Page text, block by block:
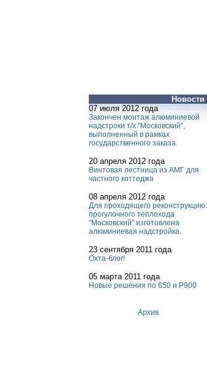
Новости
07 июля 2012 года
Закончен монтаж алюминиевой
надстроки т/х "Московский",
выполненный в рамках
государственного заказа.
20 апреля 2012 года
Винтовая лестница из АМГ для
частного коттеджа
08 апреля 2012 года
Для проходящего реконструкцию
прогулочного теплохода
"Московский" изготовлена
алюминиевая надстройка.
23 сентября 2011 года
Охта-блог!
05 марта 2011 года
Новые решения по 650 и P900
Архив